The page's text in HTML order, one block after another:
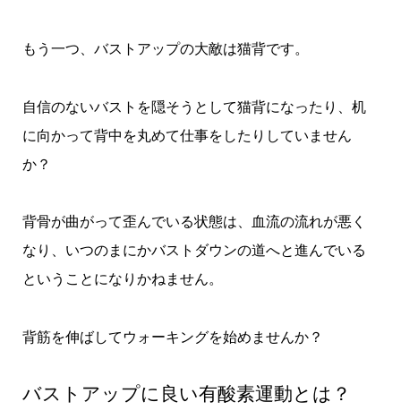
もう一つ、バストアップの大敵は猫背です。
自信のないバストを隠そうとして猫背になったり、机
に向かって背中を丸めて仕事をしたりしていません
か？
背骨が曲がって歪んでいる状態は、血流の流れが悪く
なり、いつのまにかバストダウンの道へと進んでいる
ということになりかねません。
背筋を伸ばしてウォーキングを始めませんか？
バストアップに良い有酸素運動とは？